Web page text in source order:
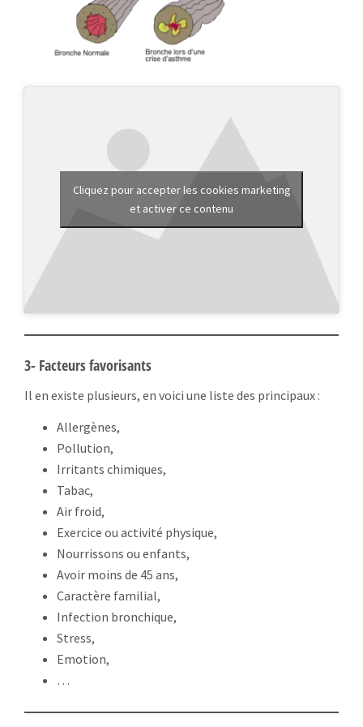
Cliquez pour accepter les cookies marketing
et activer ce contenu
3- Facteurs favorisants
Il en existe plusieurs, en voici une liste des principaux :
Allergènes,
Pollution,
Irritants chimiques,
Tabac,
Air froid,
Exercice ou activité physique,
Nourrissons ou enfants,
Avoir moins de 45 ans,
Caractère familial,
Infection bronchique,
Stress,
Emotion,
…